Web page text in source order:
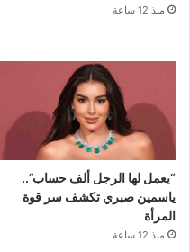
منذ 12 ساعة
“يعمل لها الرجل ألف حساب”..
ياسمين صبري تكشف سر قوة
المرأة
منذ 12 ساعة